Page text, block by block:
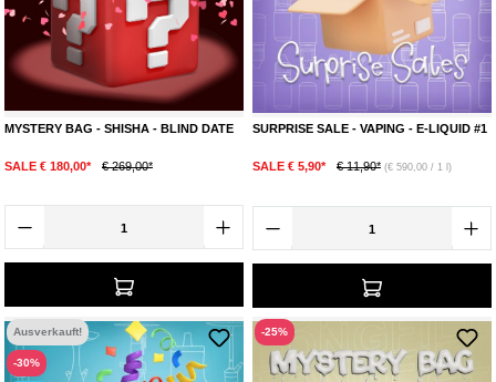
MYSTERY BAG - SHISHA - BLIND DATE
SALE € 180,00* € 269,00*
SURPRISE SALE - VAPING - E-LIQUID #1
SALE € 5,90* € 11,90* (€ 590,00 / 1 l)
Ausverkauft!
-30%
-25%